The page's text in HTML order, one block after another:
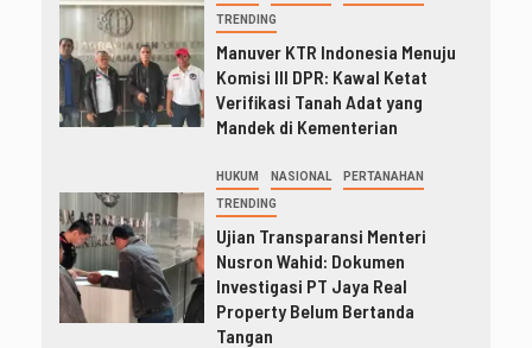
TRENDING
Manuver KTR Indonesia Menuju
Komisi III DPR: Kawal Ketat
Verifikasi Tanah Adat yang
Mandek di Kementerian
HUKUM NASIONAL PERTANAHAN
TRENDING
Ujian Transparansi Menteri
Nusron Wahid: Dokumen
Investigasi PT Jaya Real
Property Belum Bertanda
Tangan